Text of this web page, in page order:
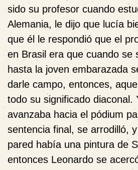
sido su profesor cuando
Alemania, le dijo que lucía
que él le respondió que el
en Brasil era que cuando se
hasta la joven embarazada
darle campo, entonces,
todo su significado diaconal.
avanzaba hacia el pódium
sentencia final, se arrodilló,
pared había una pintura de
entonces Leonardo se